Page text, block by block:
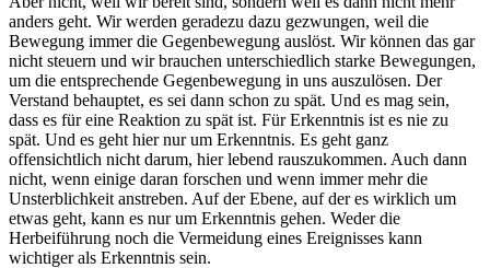
anders geht. Wir werden geradezu dazu gezwungen, weil die
Bewegung immer die Gegenbewegung auslöst. Wir können das gar
nicht steuern und wir brauchen unterschiedlich starke Bewegungen,
um die entsprechende Gegenbewegung in uns auszulösen. Der
Verstand behauptet, es sei dann schon zu spät. Und es mag sein,
dass es für eine Reaktion zu spät ist. Für Erkenntnis ist es nie zu
spät. Und es geht hier nur um Erkenntnis. Es geht ganz
offensichtlich nicht darum, hier lebend rauszukommen. Auch dann
nicht, wenn einige daran forschen und wenn immer mehr die
Unsterblichkeit anstreben. Auf der Ebene, auf der es wirklich um
etwas geht, kann es nur um Erkenntnis gehen. Weder die
Herbeiführung noch die Vermeidung eines Ereignisses kann
wichtiger als Erkenntnis sein.